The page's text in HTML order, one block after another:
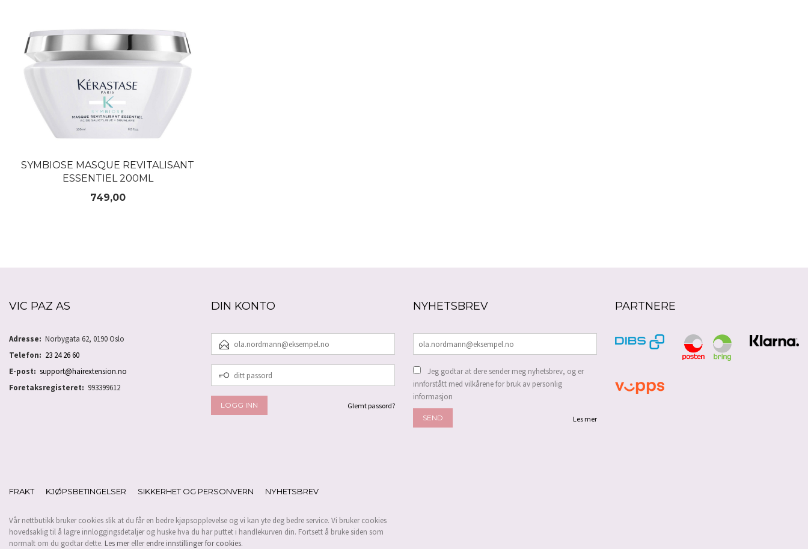
SYMBIOSE MASQUE REVITALISANT
ESSENTIEL 200ML
Pris
749,00
VIC PAZ AS
Adresse: Norbygata 62, 0190 Oslo
Telefon: 23 24 26 60
E-post: support@hairextension.no
Foretaksregisteret: 993399612
DIN KONTO
POSTADRESSE
PASSORD
Glemt passord?
NYHETSBREV
Jeg godtar at dere sender meg nyhetsbrev, og er
innforstått med vilkårene for bruk av personlig
informasjon
Les mer
PARTNERE
FRAKT KJØPSBETINGELSER SIKKERHET OG PERSONVERN NYHETSBREV
Vår nettbutikk bruker cookies slik at du får en bedre kjøpsopplevelse og vi kan yte deg bedre service. Vi bruker cookies
hovedsaklig til å lagre innloggingsdetaljer og huske hva du har puttet i handlekurven din. Fortsett å bruke siden som
normalt om du godtar dette. Les merellerendre innstillinger for cookies.